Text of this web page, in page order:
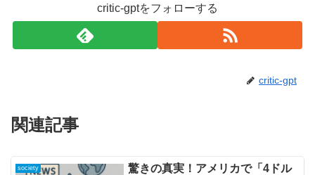
critic-gptをフォローする
critic-gpt
関連記事
society
驚きの真実！アメリカで「4ドル